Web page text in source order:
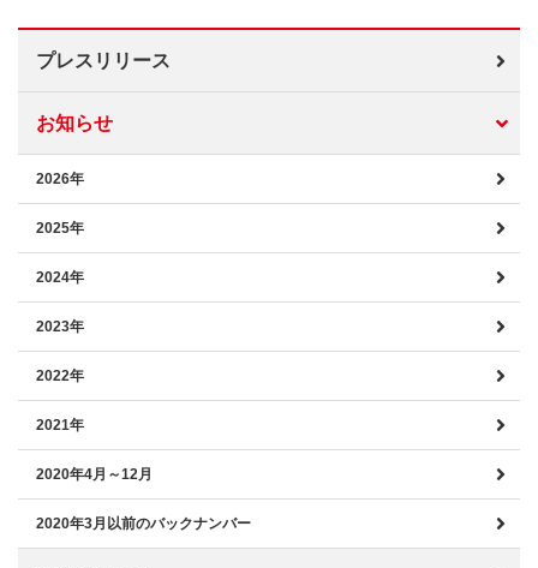
プレスリリース
お知らせ
2026年
2025年
2024年
2023年
2022年
2021年
2020年4月～12月
2020年3月以前のバックナンバー